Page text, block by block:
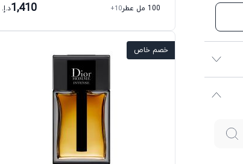
100 مل عطر +10
1,410د.إ.
خصم خاص